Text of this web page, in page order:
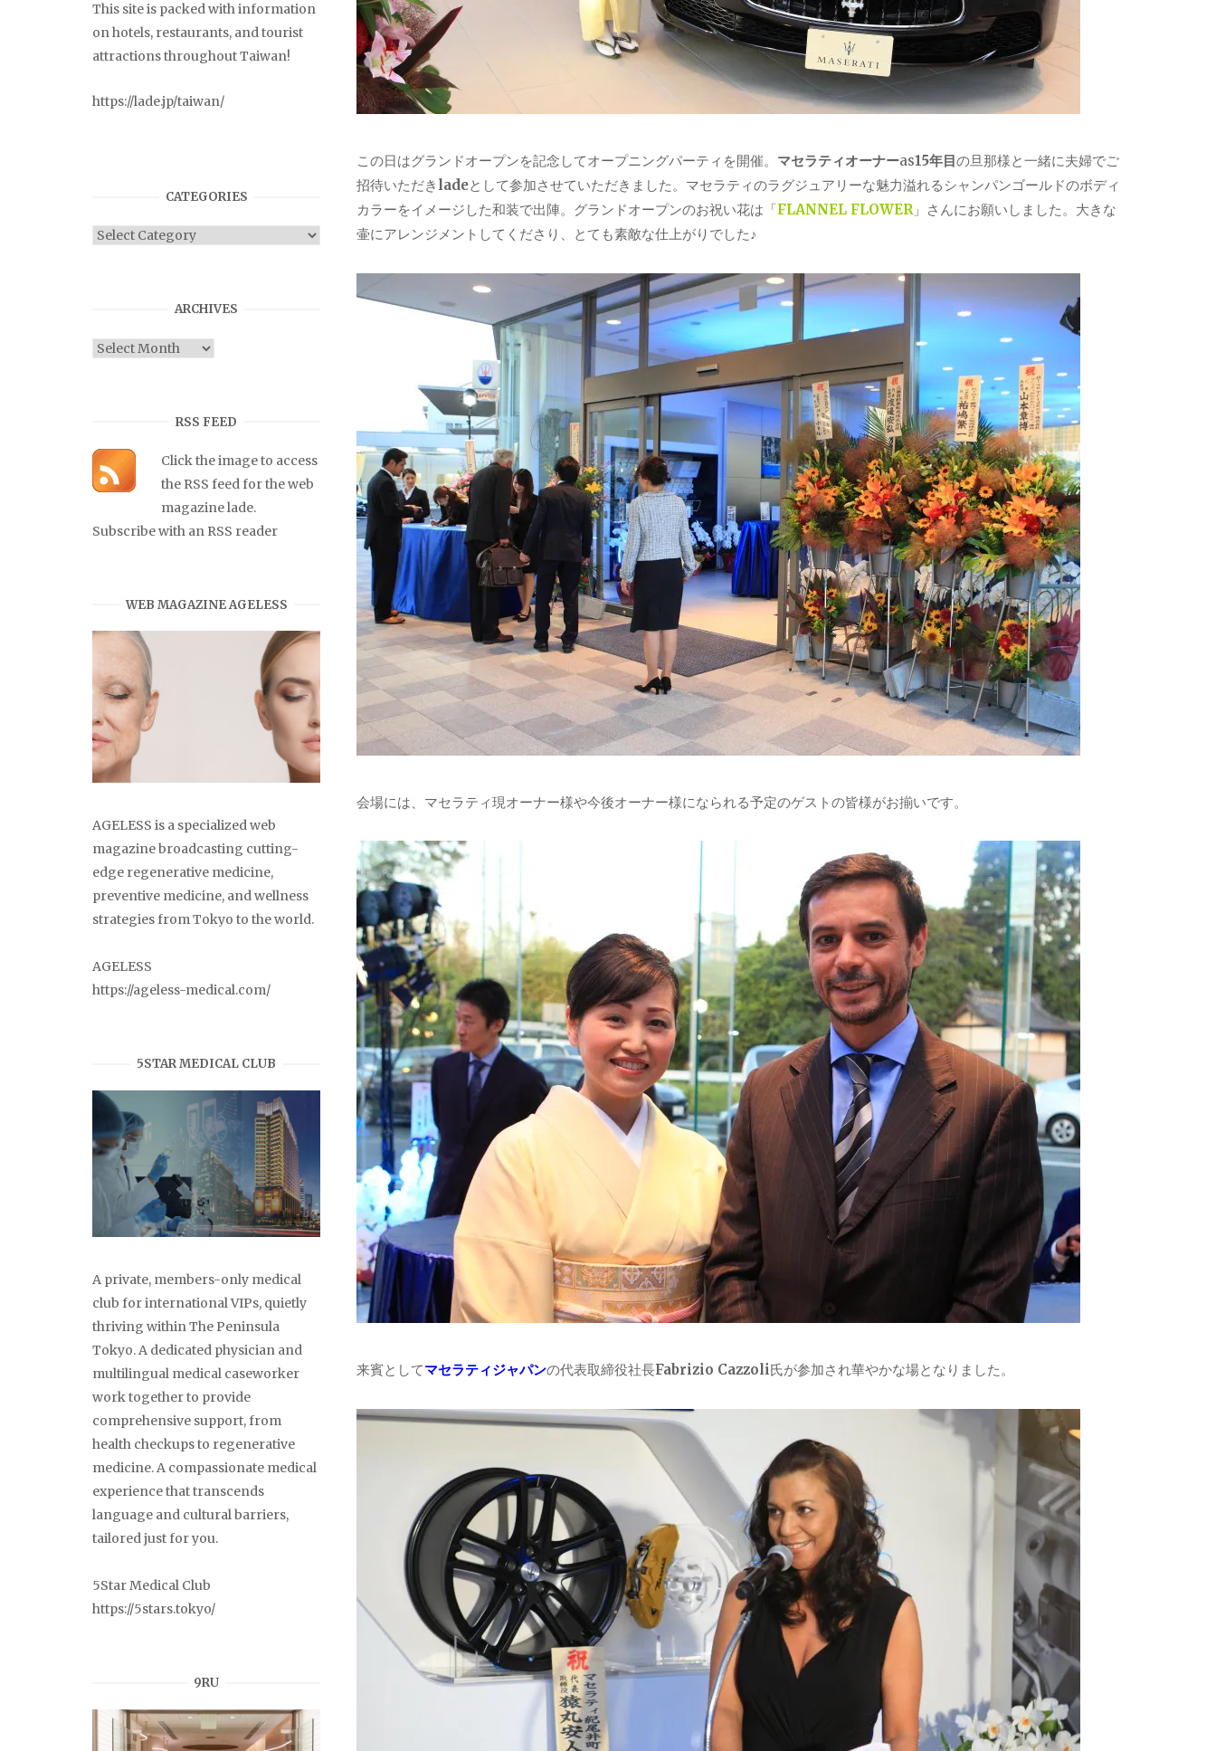
この日はグランドオープンを記念してオープニングパーティを開催。 マセラティオーナーas15年目 の旦那様と一緒に夫婦でご
招待いただき ladeとして参加させていただきました。マセラティのラグジュアリーな魅力溢れるシャンパンゴールドのボディ
カラーをイメージした和装で出陣。グランドオープンのお祝い花は「FLANNEL FLOWER」さんにお願いしました。大きな
壷にアレンジメントしてくださり、とても素敵な仕上がりでした♪
会場には、マセラティ現オーナー様や今後オーナー様になられる予定のゲストの皆様がお揃いです。
来賓としてマセラティジャパンの代表取締役社長Fabrizio Cazzoli氏が参加され華やかな場となりました。
This site is packed with information
on hotels, restaurants, and tourist
attractions throughout Taiwan!
https://lade.jp/taiwan/
CATEGORIES
Categories
ARCHIVES
Archives
RSS FEED
Click the image to access
the RSS feed for the web
magazine lade.
Subscribe with an RSS reader
WEB MAGAZINE AGELESS
AGELESS is a specialized web
magazine broadcasting cutting-
edge regenerative medicine,
preventive medicine, and wellness
strategies from Tokyo to the world.
AGELESS
https://ageless-medical.com/
5STAR MEDICAL CLUB
A private, members-only medical
club for international VIPs, quietly
thriving within The Peninsula
Tokyo. A dedicated physician and
multilingual medical caseworker
work together to provide
comprehensive support, from
health checkups to regenerative
medicine. A compassionate medical
experience that transcends
language and cultural barriers,
tailored just for you.
5Star Medical Club
https://5stars.tokyo/
9RU